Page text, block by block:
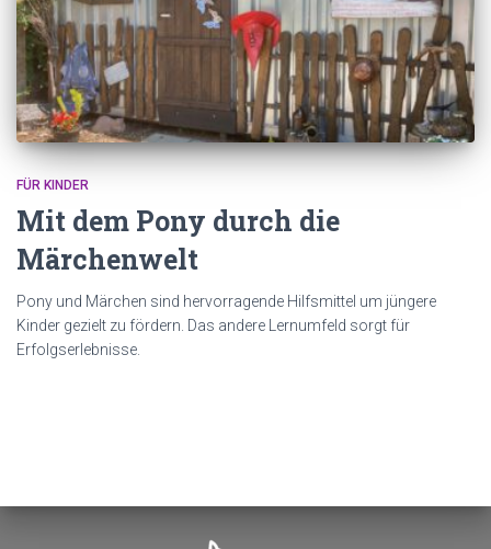
FÜR KINDER
Mit dem Pony durch die
Märchenwelt
Pony und Märchen sind hervorragende Hilfsmittel um jüngere
Kinder gezielt zu fördern. Das andere Lernumfeld sorgt für
Erfolgserlebnisse.